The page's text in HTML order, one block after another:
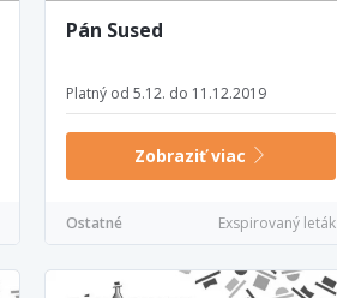
Pán Sused
Platný od 5.12. do 11.12.2019
Zobraziť viac
Ostatné Exspirovaný leták